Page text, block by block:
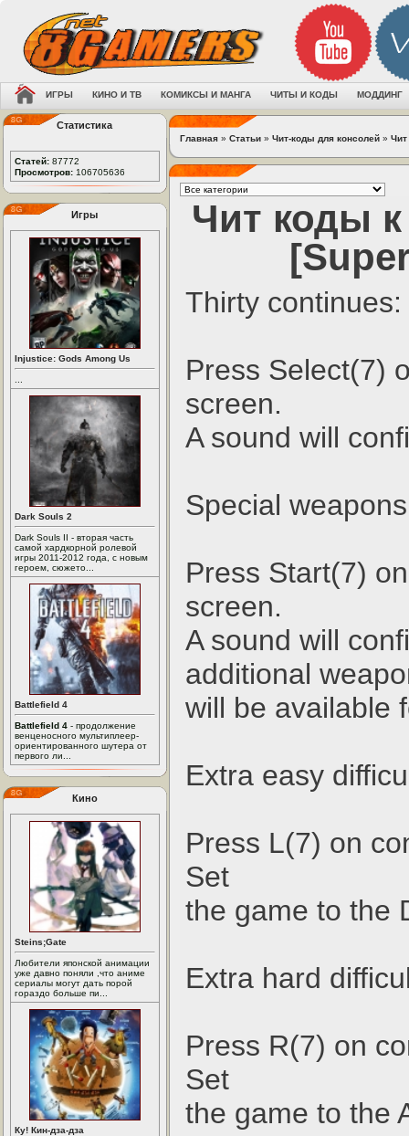
ИГРЫ КИНО И ТВ КОМИКСЫ И МАНГА ЧИТЫ И КОДЫ МОДДИНГ
Статистика
Статей: 87772
Просмотров: 106705636
Игры
Injustice: Gods Among Us
Dark Souls 2
Dark Souls II - вторая часть
самой хардкорной ролевой
игры 2011-2012 года, с новым
героем, сюжето...
Battlefield 4
Battlefield 4 - продолжение
венценосного мультиплеер-
ориентированного шутера от
первого ли...
Кино
Steins;Gate
Любители японской анимации
уже давно поняли ,что аниме
сериалы могут дать порой
гораздо больше пи...
Ку! Кин-дза-дза
Главная » Статьи » Чит-коды для консолей » Чит
Чит коды
Thirty continues:
Press Select(7)
screen.
A sound will
Special
Press Start(7)
screen.
A sound will
additional
will be available
Extra easy
Press L(7) on
Set
the game to the
Extra hard
Press R(7) on
Set
the game to the